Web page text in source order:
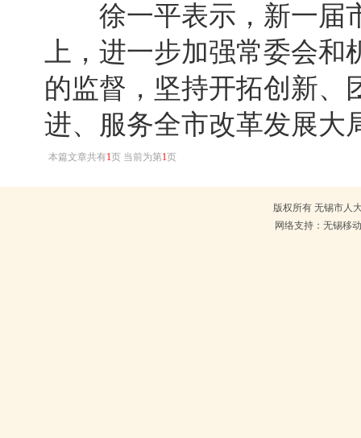
徐一平表示，新一届
上，进一步加强常委会
的监督，坚持开拓创新、
进、服务全市改革发展
本篇文章共有1页 当前为第1页
版权所有 无锡市人
网络支持：无锡移